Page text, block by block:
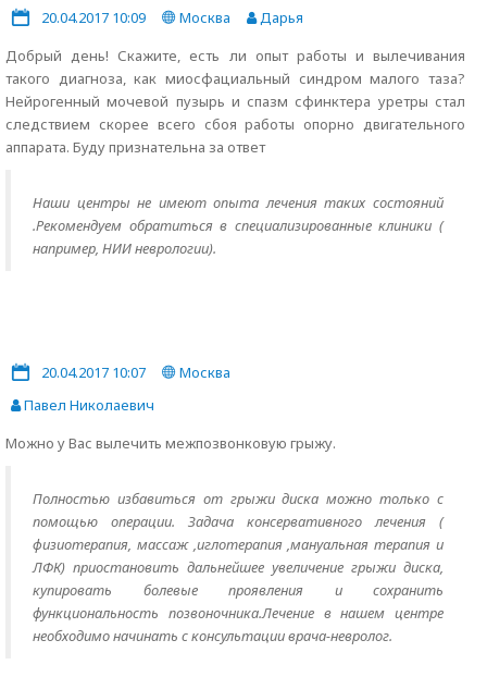
20.04.2017 10:09 Москва
Дарья
Добрый день! Скажите, есть ли опыт работы и вылечивания
такого диагноза, как миосфациальный синдром малого таза?
Нейрогенный мочевой пузырь и спазм сфинктера уретры стал
следствием скорее всего сбоя работы опорно двигательного
аппарата. Буду признательна за ответ
Наши центры не имеют опыта лечения таких состояний
.Рекомендуем обратиться в специализированные клиники (
например, НИИ неврологии).
20.04.2017 10:07
Москва
Павел Николаевич
Можно у Вас вылечить межпозвонковую грыжу.
Полностью избавиться от грыжи диска можно только с
помощью операции. Задача консервативного лечения (
физиотерапия, массаж ,иглотерапия ,мануальная терапия и
ЛФК) приостановить дальнейшее увеличение грыжи диска,
купировать болевые проявления и сохранить
функциональность позвоночника.Лечение в нашем центре
необходимо начинать с консультации врача-невролог.